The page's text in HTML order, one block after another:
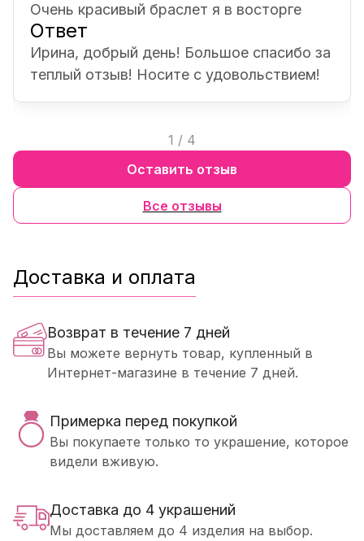
Очень красивый браслет я в восторге
Ответ
Ирина, добрый день! Большое спасибо за
теплый отзыв! Носите с удовольствием!
1 / 4
Все отзывы
Оставить отзыв
Доставка и оплата
Возврат в течение 7 дней
Вы можете вернуть товар, купленный в
Интернет-магазине в течение 7 дней.
Примерка перед покупкой
Вы покупаете только то украшение, которое
видели вживую.
Доставка до 4 украшений
Мы доставляем до 4 изделия на выбор.